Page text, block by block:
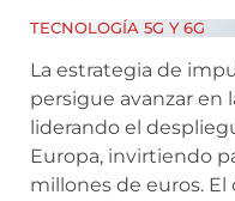
TECNOLOGÍA 5G Y 6G
La estrategia de
persigue avanzar en
liderando el
Europa, invirtiendo
millones de euros.